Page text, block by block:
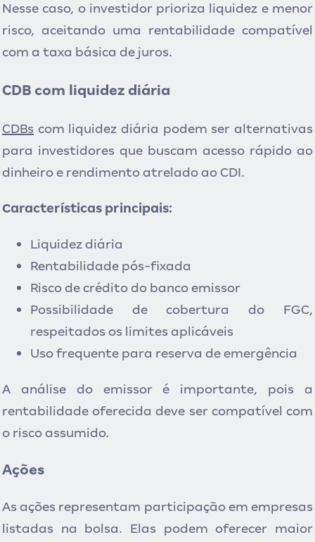
Nesse caso, o investidor prioriza liquidez e menor
risco, aceitando uma rentabilidade compatível
com a taxa básica de juros.
CDB com liquidez diária
CDBs com liquidez diária podem ser alternativas
para investidores que buscam acesso rápido ao
dinheiro e rendimento atrelado ao CDI.
Características principais:
Liquidez diária
Rentabilidade pós-fixada
Risco de crédito do banco emissor
Possibilidade de cobertura do FGC,
respeitados os limites aplicáveis
Uso frequente para reserva de emergência
A análise do emissor é importante, pois a
rentabilidade oferecida deve ser compatível com
o risco assumido.
Ações
As ações representam participação em empresas
listadas na bolsa. Elas podem oferecer maior